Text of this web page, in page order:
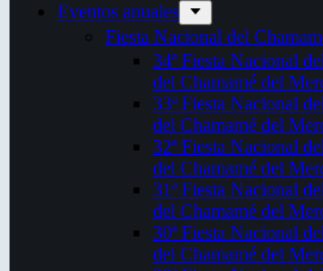
Eventos anuales
Fiesta Nacional del
34ª Fiesta Nacional
del Chamamé del
33ª Fiesta Nacional
del Chamamé del
32ª Fiesta Nacional
del Chamamé del
31ª Fiesta Nacional
del Chamamé del
30ª Fiesta Nacional
del Chamamé del